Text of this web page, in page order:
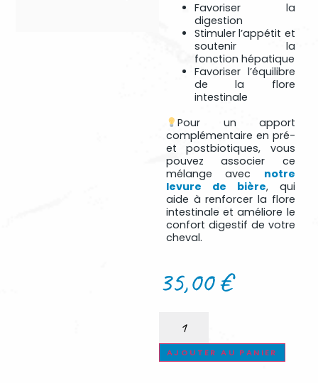
Favoriser la
digestion
Stimuler l’appétit et
soutenir la
fonction hépatique
Favoriser l’équilibre
de la flore
intestinale
Pour un apport
complémentaire en pré-
et postbiotiques, vous
pouvez associer ce
mélange avec notre
levure de bière, qui
aide à renforcer la flore
intestinale et améliore le
confort digestif de votre
cheval.
35,00€
AJOUTER AU PANIER